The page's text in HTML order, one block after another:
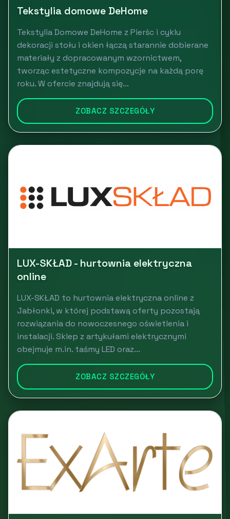
Tekstylia domowe DeHome
Tekstylia Domowe DeHome z Pierśc i cyklu
dekoracji stołu i okien łączą starannie dobierane
materiały z dopracowanym wzornictwem,
tworząc estetyczne kompozycje na każdą porę
roku. W ofercie znajdują się...
ZOBACZ SZCZEGÓŁY
LUX-SKŁAD - hurtownia elektryczna
online
LUX-SKŁAD to hurtownia elektryczna online z
Jabłonki, w której podstawą oferty pozostają
rozwiązania do nowoczesnego oświetlenia i
instalacji. Sklep z artykułami elektrycznymi
obejmuje m.in. taśmy LED oraz...
ZOBACZ SZCZEGÓŁY